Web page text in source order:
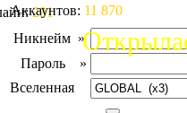
Аккаунтов: 11 870
291
Никнейм »
Пароль »
Вселенная